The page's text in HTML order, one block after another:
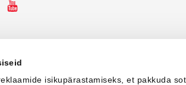
isikupärastamiseks, et pakkuda
ikoon
Instagrammi ikoon